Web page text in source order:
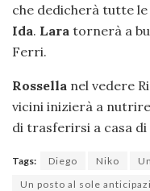
che dedicherà tutte
Ida. Lara tornerà a
Ferri.
Rossella nel vedere
vicini inizierà a
di trasferirsi a casa di
Tags: Diego Niko
Un posto al sole